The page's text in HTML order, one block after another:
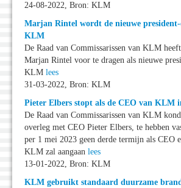
24-08-2022, Bron: KLM
Marjan Rintel wordt de nieuwe
KLM
De Raad van Commissarissen van KLM
Marjan Rintel voor te dragen als nieuwe
KLM lees
31-03-2022, Bron: KLM
Pieter Elbers stopt als de CEO van KLM
De Raad van Commissarissen van KLM
overleg met CEO Pieter Elbers, te hebben
per 1 mei 2023 geen derde termijn als CEO
KLM zal aangaan lees
13-01-2022, Bron: KLM
KLM gebruikt standaard duurzame